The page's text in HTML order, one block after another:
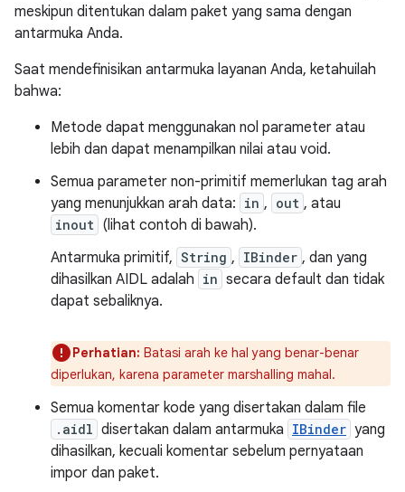
meskipun ditentukan dalam paket yang sama dengan
antarmuka Anda.
Saat mendefinisikan antarmuka layanan Anda, ketahuilah
bahwa:
Metode dapat menggunakan nol parameter atau
lebih dan dapat menampilkan nilai atau void.
Semua parameter non-primitif memerlukan tag arah
yang menunjukkan arah data: in , out , atau
inout (lihat contoh di bawah).
Antarmuka primitif, String , IBinder , dan yang
dihasilkan AIDL adalah in secara default dan tidak
dapat sebaliknya.
Perhatian: Batasi arah ke hal yang benar-benar
diperlukan, karena parameter marshalling mahal.
Semua komentar kode yang disertakan dalam file
.aidl disertakan dalam antarmuka IBinder yang
dihasilkan, kecuali komentar sebelum pernyataan
impor dan paket.